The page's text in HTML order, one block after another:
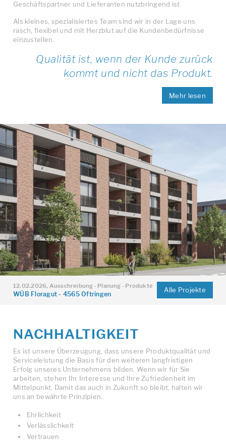
Geschäftspartner und Lieferanten nutzbringend ist.
Als kleines, spezialisiertes Team sind wir in der Lage uns
rasch, flexibel und mit Herzblut auf die Kundenbedürfnisse
einzustellen.
Qualität ist, wenn der Kunde zurück
kommt und nicht das Produkt.
Mehr lesen
Alle Projekte
25.03.2017, Planung - Produkte
Waldeckweg 33 & 35 - 4102 Binningen
08.05.2026, Ausschreibung - Planung - Produkte
Alterswohnungen Schlossmatten - 5503 Schafisheim
12.02.2026, Ausschreibung - Planung - Produkte
WÜB Floragut - 4565 Oftringen
NACHHALTIGKEIT
Es ist unsere Überzeugung, dass unsere Produktqualität und
Serviceleistung die Basis für den weiteren langfristigen
Erfolg unseres Unternehmens bilden. Wenn wir für Sie
arbeiten, stehen Ihr Interesse und Ihre Zufriedenheit im
Mittelpunkt. Damit das auch in Zukunft so bleibt, halten wir
uns an bewährte Prinzipien.
Ehrlichkeit
Verlässlichkeit
Vertrauen